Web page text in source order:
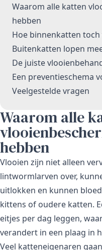
Waarom alle katten
hebben
Hoe binnenkatten
Buitenkatten lopen
De juiste
Een preventieschema
Veelgestelde vragen
Waarom alle
hebben
Vlooien zijn niet alleen
lintwormlarven over,
uitlokken en kunnen
kittens of oudere katten.
eitjes per dag leggen,
verandert in een plaag in
Veel katteneigenaren